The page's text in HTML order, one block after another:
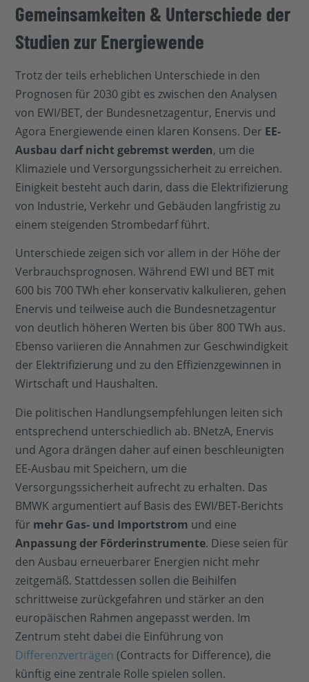
Gemeinsamkeiten & Unterschiede der
Studien zur Energiewende
Trotz der teils erheblichen Unterschiede in den
Prognosen für 2030 gibt es zwischen den Analysen
von EWI/BET, der Bundesnetzagentur, Enervis und
Agora Energiewende einen klaren Konsens. Der EE-
Ausbau darf nicht gebremst werden, um die
Klimaziele und Versorgungssicherheit zu erreichen.
Einigkeit besteht auch darin, dass die Elektrifizierung
von Industrie, Verkehr und Gebäuden langfristig zu
einem steigenden Strombedarf führt.
Unterschiede zeigen sich vor allem in der Höhe der
Verbrauchsprognosen. Während EWI und BET mit
600 bis 700 TWh eher konservativ kalkulieren, gehen
Enervis und teilweise auch die Bundesnetzagentur
von deutlich höheren Werten bis über 800 TWh aus.
Ebenso variieren die Annahmen zur Geschwindigkeit
der Elektrifizierung und zu den Effizienzgewinnen in
Wirtschaft und Haushalten.
Die politischen Handlungsempfehlungen leiten sich
entsprechend unterschiedlich ab. BNetzA, Enervis
und Agora drängen daher auf einen beschleunigten
EE-Ausbau mit Speichern, um die
Versorgungssicherheit aufrecht zu erhalten. Das
BMWK argumentiert auf Basis des EWI/BET-Berichts
für mehr Gas- und Importstrom und eine
Anpassung der Förderinstrumente. Diese seien für
den Ausbau erneuerbarer Energien nicht mehr
zeitgemäß. Stattdessen sollen die Beihilfen
schrittweise zurückgefahren und stärker an den
europäischen Rahmen angepasst werden. Im
Zentrum steht dabei die Einführung von
Differenzverträgen (Contracts for Difference), die
künftig eine zentrale Rolle spielen sollen.